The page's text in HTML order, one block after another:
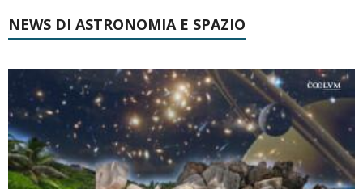
NEWS DI ASTRONOMIA E SPAZIO